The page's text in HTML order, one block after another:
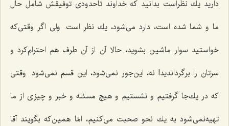
دارید یك نظراست بدانید كه خداوند تاحدودی توفیقش شامل حال
ما و شما شده است، دارد می‌شود، یك نظر است. ولی اگر وقتی‌كه
خواستید سوار ماشین بشوید، حالا آن از آن طرف هم احترام‌كرد و
سرتان را برگرداندید! نه، این‌جور نمی‌شود، این قسم نمی‌شود. وقتی
كه در یك‌جا گرفتیم و نشستیم و هیچ مسئله و خبر و چیزی از ما
تهیه‌نمی‌شود به یك نحو صحبت می‌كنیم، امّا همین‌كه بگویند آقا